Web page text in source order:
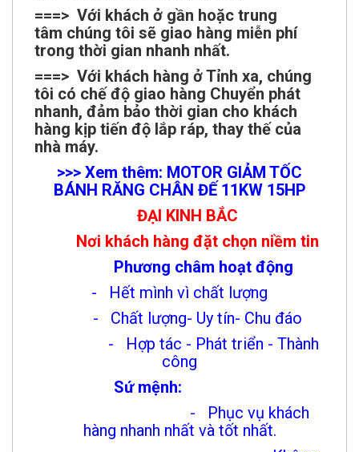
===> Với khách ở gần hoặc trung
tâm chúng tôi sẽ giao hàng miễn phí
trong thời gian nhanh nhất.
===> Với khách hàng ở Tỉnh xa, chúng
tôi có chế độ giao hàng Chuyển phát
nhanh, đảm bảo thời gian cho khách
hàng kịp tiến độ lắp ráp, thay thế của
nhà máy.
>>> Xem thêm: MOTOR GIẢM TỐC
BÁNH RĂNG CHÂN ĐẾ 11KW 15HP
ĐẠI KINH BẮC
Nơi khách hàng đặt chọn niềm tin
Phương châm hoạt động
- Hết mình vì chất lượng
- Chất lượng- Uy tín- Chu đáo
- Hợp tác - Phát triển - Thành
công
Sứ mệnh:
- Phục vụ khách
hàng nhanh nhất và tốt nhất.